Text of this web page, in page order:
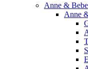
Anne &
Anne